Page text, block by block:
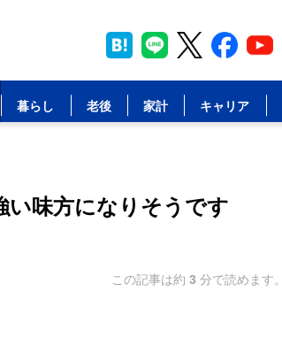
暮らし 老後 家計 キャリア
い味方になりそうです
この記事は約 3 分で読めます。